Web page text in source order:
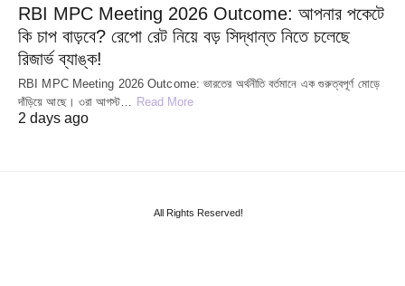
RBI MPC Meeting 2026 Outcome: আপনার পকেটে
কি চাপ বাড়বে? রেপো রেট নিয়ে বড় সিদ্ধান্ত নিতে চলেছে
রিজার্ভ ব্যাঙ্ক!
RBI MPC Meeting 2026 Outcome: ভারতের অর্থনীতি বর্তমানে এক গুরুত্বপূর্ণ মোড়ে
দাঁড়িয়ে আছে। ৩রা আগস্ট… Read More
2 days ago
All Rights Reserved!